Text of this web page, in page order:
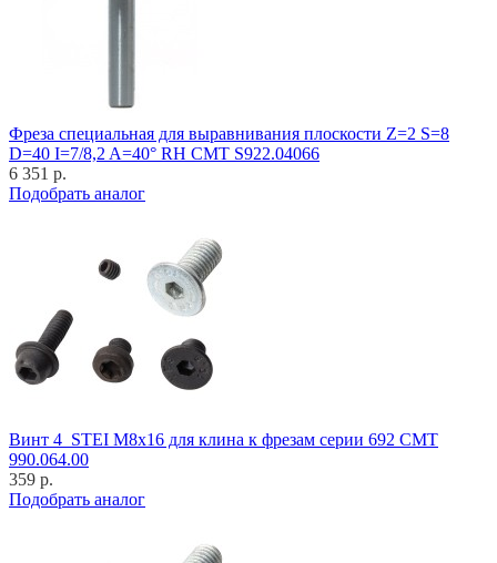
Фреза специальная для выравнивания плоскости Z=2 S=8
D=40 I=7/8,2 A=40° RH CMT S922.04066
6 351 р.
Подобрать аналог
Винт 4_STEI M8x16 для клина к фрезам серии 692 CMT
990.064.00
359 р.
Подобрать аналог